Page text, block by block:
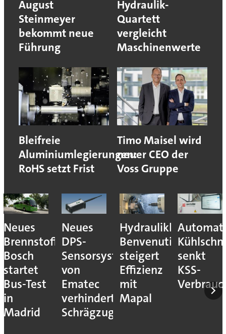
August
Steinmeyer
bekommt neue
Führung
Hydraulik-
Quartett
vergleicht
Maschinenwerte
Bleifreie
Aluminiumlegierungen:
RoHS setzt Frist
Timo Maisel wird
neuer CEO der
Voss Gruppe
Neues
Brennstoffzellensystem:
Bosch
startet
Bus-Test
in
Madrid
Neues
DPS-
Sensorsystem
von
Ematec
verhindert
Schrägzug
Hydraulikhersteller
Benvenuti
steigert
Effizienz
mit
Mapal
senkt
KSS-